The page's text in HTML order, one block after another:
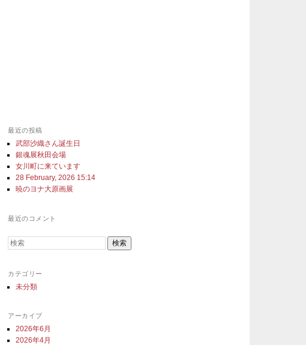
最近の投稿
武部沙織さん誕生日
銀魂展秋田会場
女川町に来ています
28 February, 2026 15:14
暁のヨナ大原画展
最近のコメント
検索
カテゴリー
未分類
アーカイブ
2026年6月
2026年4月